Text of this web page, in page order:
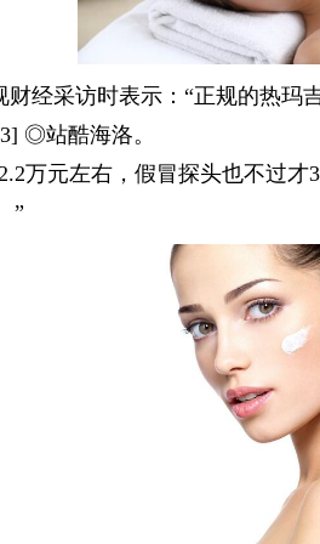
经采访时表示：“正规的热
◎站酷海洛。
万元左右，假冒探头也不过
”